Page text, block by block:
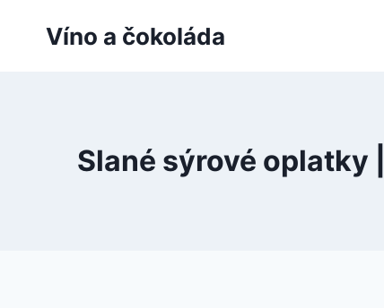
Víno a čokoláda
Slané sýrové oplatky